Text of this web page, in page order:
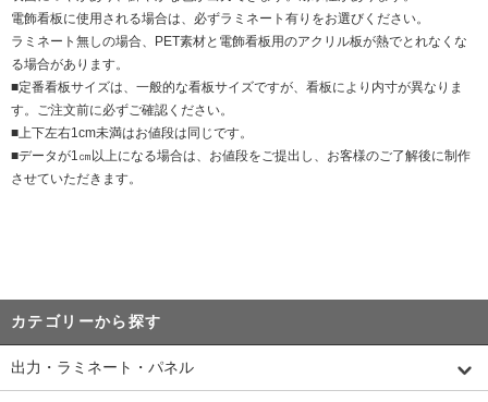
電飾看板に使用される場合は、必ずラミネート有りをお選びください。
ラミネート無しの場合、PET素材と電飾看板用のアクリル板が熱でとれなくな
る場合があります。
■定番看板サイズは、一般的な看板サイズですが、看板により内寸が異なりま
す。ご注文前に必ずご確認ください。
■上下左右1cm未満はお値段は同じです。
■データが1㎝以上になる場合は、お値段をご提出し、お客様のご了解後に制作
させていただきます。
カテゴリーから探す
出力・ラミネート・パネル